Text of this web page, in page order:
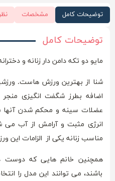
توضیحات کامل مشخصات
توضیحات کامل
مایو دو تکه دامن دار زنانه و
شنا از بهترین ورزش هاست.
اضافه بطرز شگفت انگیزی
عضلات سینه و محکم شدن
انرژی مثبت و آرامش از آب می
مناسب زنانه یکی از الزامات این
همچنین خانم هایی که دوست
باشند، می توانند این مدل را